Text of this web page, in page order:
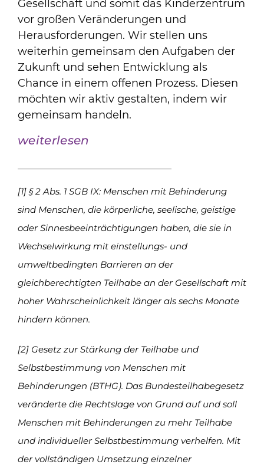
Gesellschaft und somit das Kinderzentrum
vor großen Veränderungen und
Herausforderungen. Wir stellen uns
weiterhin gemeinsam den Aufgaben der
Zukunft und sehen Entwicklung als
Chance in einem offenen Prozess. Diesen
möchten wir aktiv gestalten, indem wir
gemeinsam handeln.
weiterlesen
[1] § 2 Abs. 1 SGB IX: Menschen mit Behinderung
sind Menschen, die körperliche, seelische, geistige
oder Sinnesbeeinträchtigungen haben, die sie in
Wechselwirkung mit einstellungs- und
umweltbedingten Barrieren an der
gleichberechtigten Teilhabe an der Gesellschaft mit
hoher Wahrscheinlichkeit länger als sechs Monate
hindern können.
[2] Gesetz zur Stärkung der Teilhabe und
Selbstbestimmung von Menschen mit
Behinderungen (BTHG). Das Bundesteilhabegesetz
veränderte die Rechtslage von Grund auf und soll
Menschen mit Behinderungen zu mehr Teilhabe
und individueller Selbstbestimmung verhelfen. Mit
der vollständigen Umsetzung einzelner